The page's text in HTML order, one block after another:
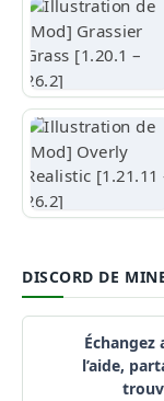
DISCORD DE
l’aide,